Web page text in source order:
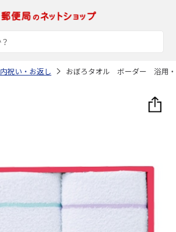
内祝い・お返し おぼろタオル ボーダー 浴用